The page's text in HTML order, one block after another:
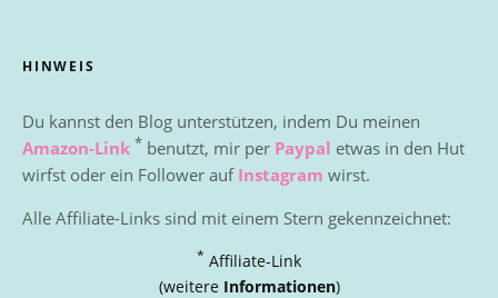
HINWEIS
Du kannst den Blog unterstützen, indem Du meinen
Amazon-Link * benutzt, mir per Paypal etwas in den Hut
wirfst oder ein Follower auf Instagram wirst.
Alle Affiliate-Links sind mit einem Stern gekennzeichnet:
* Affiliate-Link
(weitere Informationen)